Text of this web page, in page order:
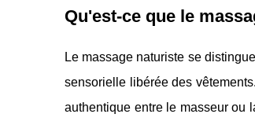
Qu'est-ce que le
Le massage naturiste se
sensorielle libérée des
authentique entre le masseur ou